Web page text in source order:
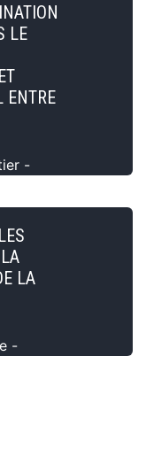
LE
ENTRE
-
LA
-